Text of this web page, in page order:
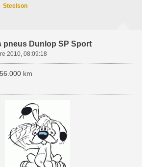
Steelson
pneus Dunlop SP Sport
2010, 08:09:18
km